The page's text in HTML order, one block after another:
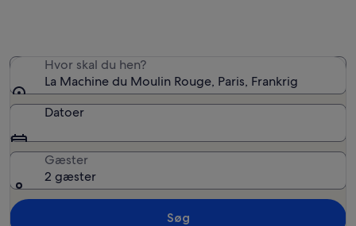
Hvor skal du hen?
La Machine du Moulin Rouge, Paris, Frankrig
Datoer
Gæster
2 gæster
Søg